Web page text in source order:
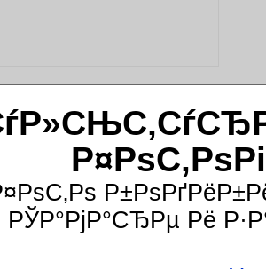
РЎР°РјР°СЂРµ Рё